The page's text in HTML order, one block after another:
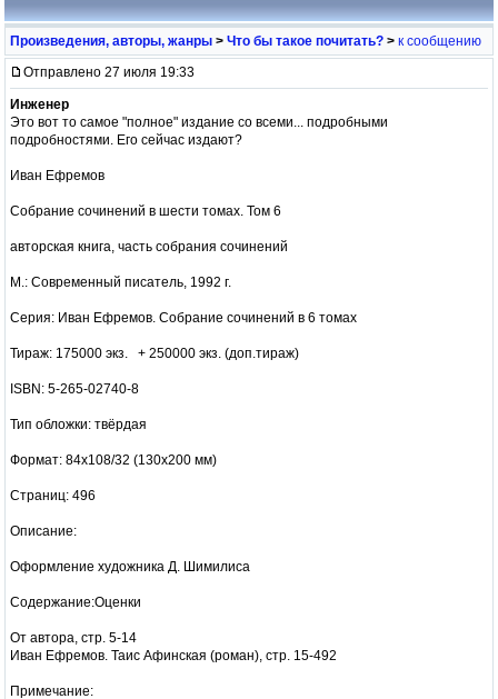
Произведения, авторы, жанры > Что бы такое почитать? > к сообщению
Отправлено 27 июля 19:33
Инженер
Это вот то самое "полное" издание со всеми... подробными
подробностями. Его сейчас издают?
Иван Ефремов
Собрание сочинений в шести томах. Том 6
авторская книга, часть собрания сочинений
М.: Современный писатель, 1992 г.
Серия: Иван Ефремов. Собрание сочинений в 6 томах
Тираж: 175000 экз. + 250000 экз. (доп.тираж)
ISBN: 5-265-02740-8
Тип обложки: твёрдая
Формат: 84x108/32 (130x200 мм)
Страниц: 496
Описание:
Оформление художника Д. Шимилиса
Содержание:Оценки
От автора, стр. 5-14
Иван Ефремов. Таис Афинская (роман), стр. 15-492
Примечание: